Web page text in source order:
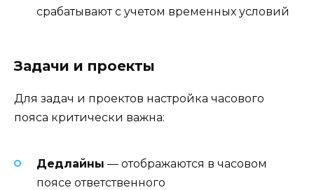
срабатывают с учетом временных условий
Задачи и проекты
Для задач и проектов настройка часового
пояса критически важна:
Дедлайны — отображаются в часовом
поясе ответственного